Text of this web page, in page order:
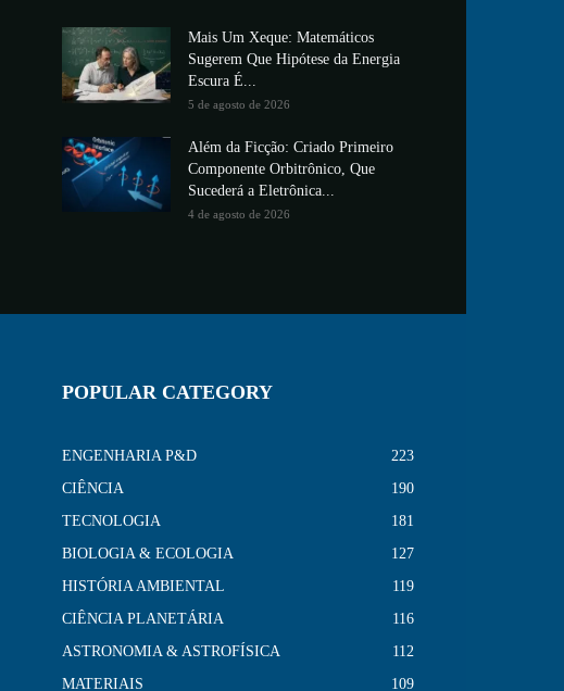
Mais Um Xeque: Matemáticos
Sugerem Que Hipótese da Energia
Escura É...
5 de agosto de 2026
Além da Ficção: Criado Primeiro
Componente Orbitrônico, Que
Sucederá a Eletrônica...
4 de agosto de 2026
POPULAR CATEGORY
ENGENHARIA P&D
223
CIÊNCIA
190
TECNOLOGIA
181
BIOLOGIA & ECOLOGIA
127
HISTÓRIA AMBIENTAL
119
CIÊNCIA PLANETÁRIA
116
ASTRONOMIA & ASTROFÍSICA
112
MATERIAIS
109